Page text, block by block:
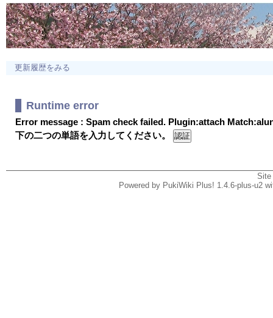
更新履歴をみる
Runtime error
Error message : Spam check failed. Plugin:attach
下の二つの単語を入力してください。
Powered by PukiWiki Plus! 1.4.6-plus-u2